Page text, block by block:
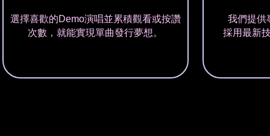
選擇喜歡的Demo演唱並累積觀看或按讚
次數，就能實現單曲發行夢想。
我們提供
採用最新